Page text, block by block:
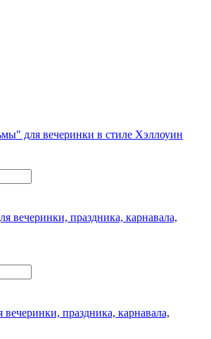
для вечеринки в стиле Хэллоуин
вечеринки, праздника, карнавала,
праздника, карнавала,